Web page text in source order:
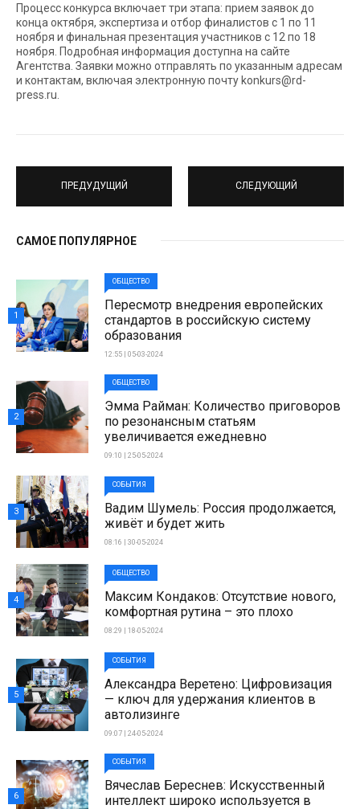
Процесс конкурса включает три этапа: прием заявок до
конца октября, экспертиза и отбор финалистов с 1 по 11
ноября и финальная презентация участников с 12 по 18
ноября. Подробная информация доступна на сайте
Агентства. Заявки можно отправлять по указанным адресам
и контактам, включая электронную почту konkurs@rd-
press.ru.
ПРЕДУДУЩИЙ СЛЕДУЮЩИЙ
САМОЕ ПОПУЛЯРНОЕ
ОБЩЕСТВО
Пересмотр внедрения европейских
стандартов в российскую систему
образования
12:55 | 05-03-2024
1
ОБЩЕСТВО
Эмма Райман: Количество приговоров
по резонансным статьям
увеличивается ежедневно
09:10 | 25-05-2024
2
СОБЫТИЯ
Вадим Шумель: Россия продолжается,
живёт и будет жить
08:16 | 30-05-2024
3
ОБЩЕСТВО
Максим Кондаков: Отсутствие нового,
комфортная рутина – это плохо
08:29 | 18-05-2024
4
СОБЫТИЯ
Александра Веретено: Цифровизация
— ключ для удержания клиентов в
автолизинге
09:07 | 24-05-2024
5
СОБЫТИЯ
Вячеслав Береснев: Искусственный
интеллект широко используется в
6